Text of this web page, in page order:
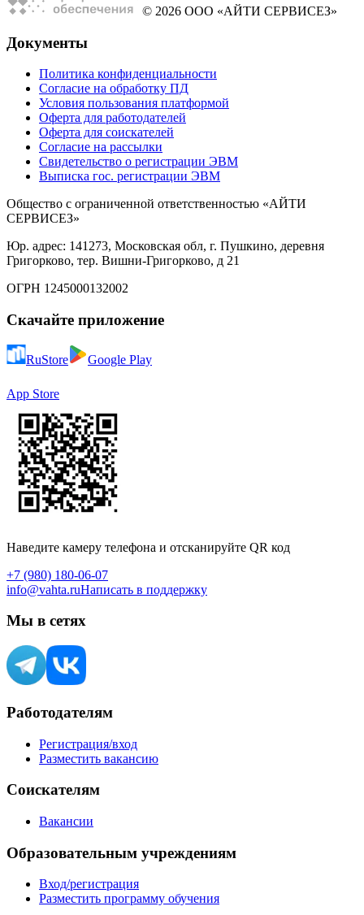
© 2026 ООО «АЙТИ СЕРВИСЕЗ»
Документы
Политика конфиденциальности
Согласие на обработку ПД
Условия пользования платформой
Оферта для работодателей
Оферта для соискателей
Согласие на рассылки
Свидетельство о регистрации ЭВМ
Выписка гос. регистрации ЭВМ
Общество с ограниченной ответственностью «АЙТИ
СЕРВИСЕЗ»
Юр. адрес: 141273, Московская обл, г. Пушкино, деревня
Григорково, тер. Вишни-Григорково, д 21
ОГРН 1245000132002
Скачайте приложение
RuStore Google Play
App Store
Наведите камеру телефона и отсканируйте QR код
+7 (980) 180-06-07
info@vahta.ruНаписать в поддержку
Мы в сетях
Работодателям
Регистрация/вход
Разместить вакансию
Соискателям
Вакансии
Образовательным учреждениям
Вход/регистрация
Разместить программу обучения